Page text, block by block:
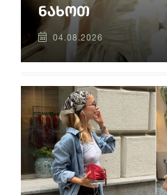
ნახოთ
04.08.2026